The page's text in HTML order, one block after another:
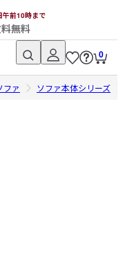
午前10時まで
無料
0
ファ ソファ本体シリーズ